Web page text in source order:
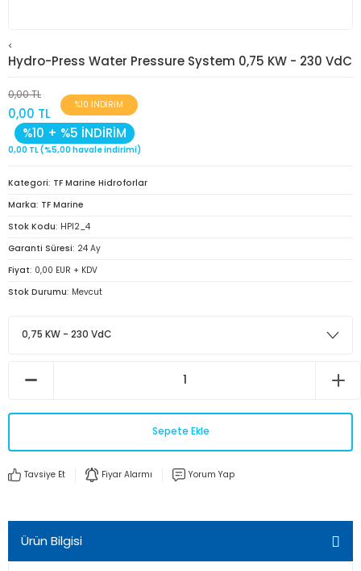
<
Hydro-Press Water Pressure System 0,75 KW - 230 VdC
0,00 TL
0,00 TL
%10 İNDİRİM
%10 + %5 İNDİRİM
0,00 TL (%5,00 havale indirimi)
Kategori TF Marine Hidroforlar
Marka TF Marine
Stok Kodu HPI2_4
Garanti Süresi 24 Ay
Fiyat 0,00 EUR + KDV
Stok Durumu Mevcut
Sepete Ekle
Tavsiye Et Fiyar Alarmı Yorum Yap
Ürün Bilgisi